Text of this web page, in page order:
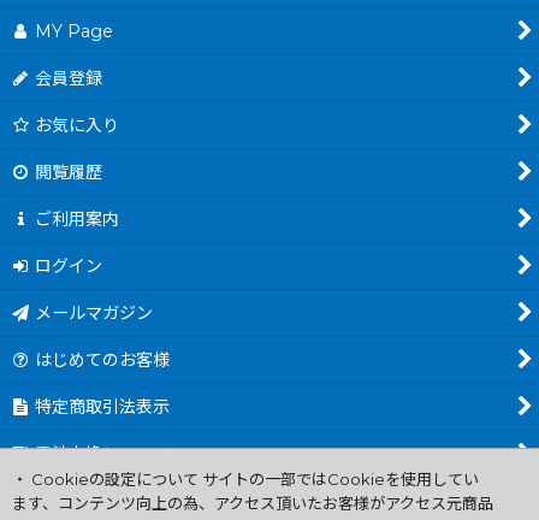
MY Page
会員登録
お気に入り
閲覧履歴
ご利用案内
ログイン
メールマガジン
はじめてのお客様
特定商取引法表示
電池交換について
商品カテゴリ一覧
・ Cookieの設定について サイトの一部ではCookieを使用してい
ます、コンテンツ向上の為、アクセス頂いたお客様がアクセス元商品